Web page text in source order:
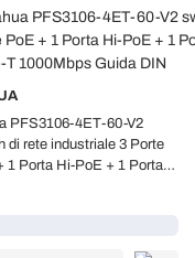
PFS3106-4ET-60-V2
di rete industriale 3 Porte
1 Porta Hi-PoE + 1 Porta